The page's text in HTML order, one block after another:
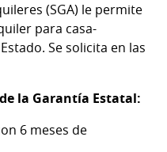
(SGA) le permite
para casa-
Se solicita en las
la Garantía Estatal:
6 meses de